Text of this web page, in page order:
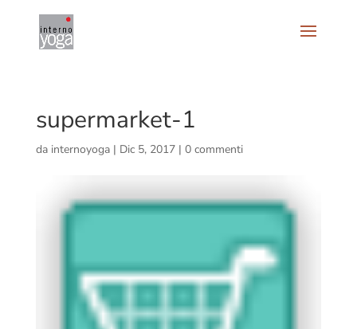
supermarket-1
da internoyoga| Dic 5, 2017| 0 commenti